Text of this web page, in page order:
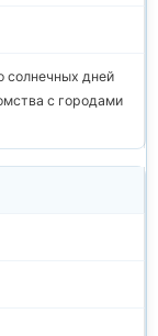
солнечных дней
с городами